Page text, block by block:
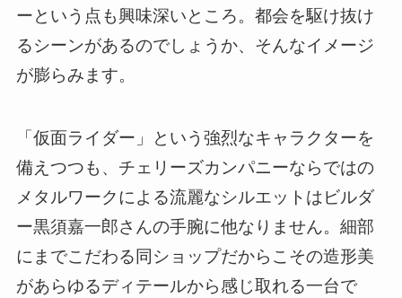
ーという点も興味深いところ。都会を駆け抜け
るシーンがあるのでしょうか、そんなイメージ
が膨らみます。
「仮面ライダー」という強烈なキャラクターを
備えつつも、チェリーズカンパニーならではの
メタルワークによる流麗なシルエットはビルダ
ー黒須嘉一郎さんの手腕に他なりません。細部
にまでこだわる同ショップだからこその造形美
があらゆるディテールから感じ取れる一台で